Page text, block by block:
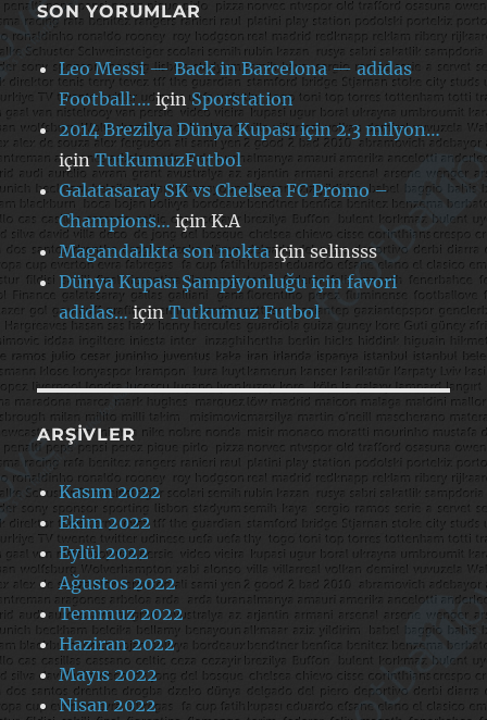
SON YORUMLAR
Leo Messi — Back in Barcelona — adidas
Football:…için Sporstation
2014 Brezilya Dünya Kupası için 2.3 milyon…
içinTutkumuzFutbol
Galatasaray SK vs Chelsea FC Promo –
Champions…içinK.A
Magandalıkta son noktaiçinselinsss
Dünya Kupası Şampiyonluğu için favori
adidas… içinTutkumuz Futbol
ARŞIVLER
Kasım 2022
Ekim 2022
Eylül 2022
Ağustos 2022
Temmuz 2022
Haziran 2022
Mayıs 2022
Nisan 2022